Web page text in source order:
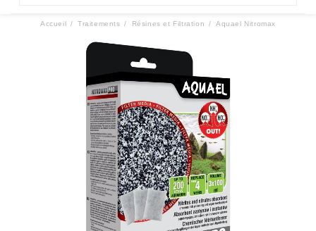
Accueil Traitements Résines et Filtration Aquael Nitromax